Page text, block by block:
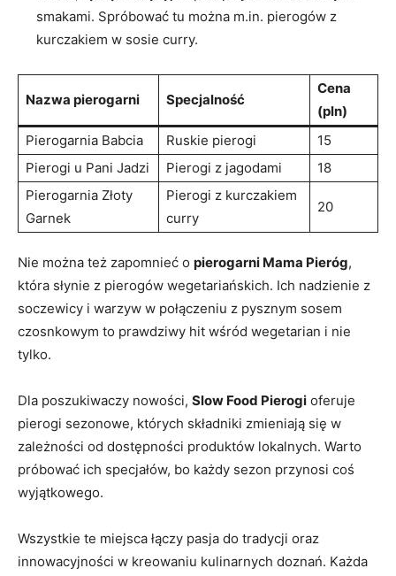
⁣smakami. Spróbować tu można m.in. pierogów z
kurczakiem w sosie curry.
Nazwa ‍pierogarni Specjalność
Cena
(pln)
Pierogarnia ‌Babcia
Ruskie pierogi
15
Pierogi u Pani Jadzi
Pierogi​ z jagodami
18
Pierogarnia Złoty
Garnek
Pierogi z⁣ kurczakiem
curry
20
Nie można też zapomnieć⁣ o pierogarni ​Mama​ Pieróg,
która słynie z pierogów wegetariańskich. Ich nadzienie⁣ z⁢
soczewicy i warzyw w ​połączeniu z pysznym⁢ sosem
czosnkowym to prawdziwy hit wśród wegetarian i⁤ nie⁤
tylko.
Dla poszukiwaczy nowości, Slow ⁣Food Pierogi oferuje⁣
pierogi sezonowe, ⁢których składniki zmieniają się w
zależności od dostępności produktów ‌lokalnych. Warto‍
próbować ich​ specjałów, bo każdy sezon przynosi⁣ coś
wyjątkowego.
Wszystkie te miejsca łączy pasja do tradycji ⁣oraz
⁣innowacyjności w kreowaniu kulinarnych doznań. Każda